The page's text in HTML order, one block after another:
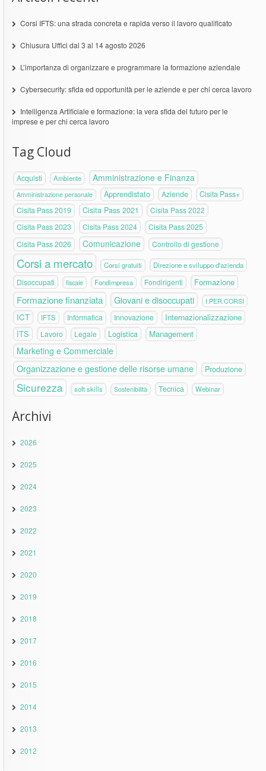
Corsi IFTS: una strada concreta e rapida verso il lavoro qualificato
Chiusura Uffici dal 3 al 14 agosto 2026
L’importanza di organizzare e programmare la formazione aziendale
Cybersecurity: sfida ed opportunità per le aziende e per chi cerca lavoro
Intelligenza Artificiale e formazione: la vera sfida del futuro per le
imprese e per chi cerca lavoro
Tag Cloud
Acquisti Ambiente Amministrazione e Finanza
Amministrazione personale Apprendistato Aziende
Cisita Pass+
Cisita Pass 2019
Cisita Pass 2021 Cisita Pass 2022
Cisita Pass 2023 Cisita Pass 2024
Cisita Pass 2025
Cisita Pass 2026
Comunicazione Controllo di gestione
Corsi a mercato Corsi gratuiti Direzione e sviluppo d'azienda
Disoccupati fiscale Fondimpresa Fondirigenti Formazione
Formazione finanziata Giovani e disoccupati I.PER.CORSI
ICT IFTS Informatica Innovazione
Internazionalizzazione
ITS
Lavoro Legale Logistica Management
Marketing e Commerciale
Organizzazione e gestione delle risorse umane Produzione
Sicurezza soft skills Sostenibilità Tecnica Webinar
Archivi
2026
2025
2024
2023
2022
2021
2020
2019
2018
2017
2016
2015
2014
2013
2012